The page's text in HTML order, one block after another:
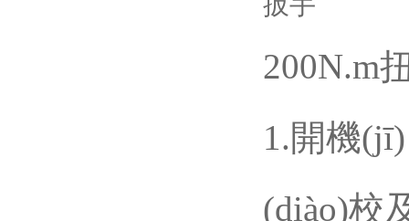
200N.m
1.開機(jī)
(diào)校